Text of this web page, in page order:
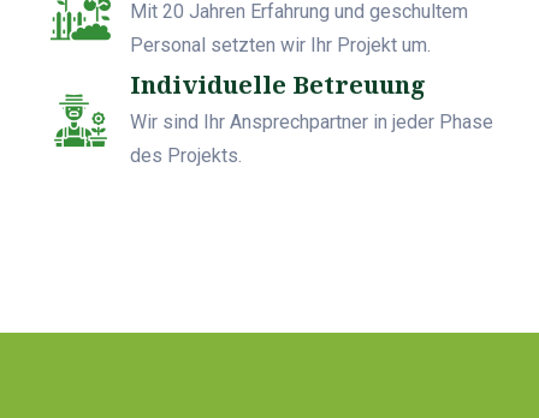
Mit 20 Jahren Erfahrung und geschultem
Personal setzten wir Ihr Projekt um.
Individuelle Betreuung
Wir sind Ihr Ansprechpartner in jeder Phase
des Projekts.